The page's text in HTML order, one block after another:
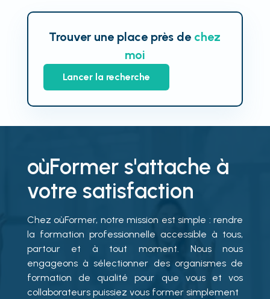
Trouver une place près de chez
moi
Lancer la recherche
oùFormer s'attache à
votre satisfaction
Chez oùFormer, notre mission est simple : rendre
la formation professionnelle accessible à tous,
partour et à tout moment. Nous nous
engageons à sélectionner des organismes de
formation de qualité pour que vous et vos
collaborateurs puissiez vous former simplement